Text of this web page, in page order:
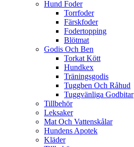
Hund Foder
Torrfoder
Färskfoder
Fodertopping
Blötmat
Godis Och Ben
Torkat Kött
Hundkex
Träningsgodis
Tuggben Och Råhud
Tuggvänliga Godbitar
Tillbehör
Leksaker
Mat Och Vattenskålar
Hundens Apotek
Kläder